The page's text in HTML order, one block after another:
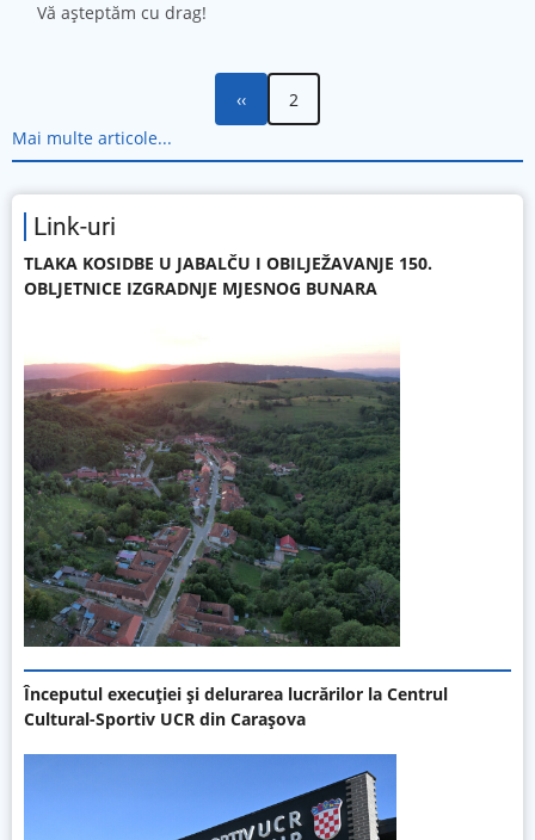
Vă așteptăm cu drag!
anterioară
‹‹
2
Mai multe articole...
Link-uri
TLAKA KOSIDBE U JABALČU I OBILJEŽAVANJE 150.
OBLJETNICE IZGRADNJE MJESNOG BUNARA
Începutul execuției și delurarea lucrărilor la Centrul
Cultural-Sportiv UCR din Carașova